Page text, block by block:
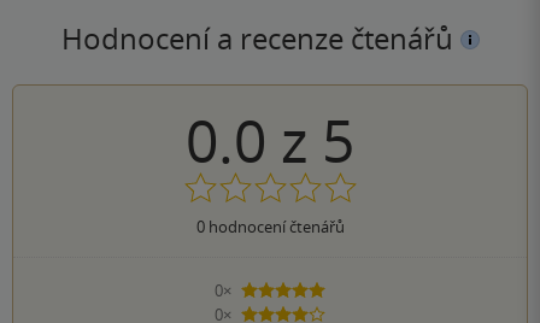
Hodnocení a recenze čtenářů
0.0 z 5
0hodnocení čtenářů
0×
5 hvězdiček
0×
4 hvězdičky